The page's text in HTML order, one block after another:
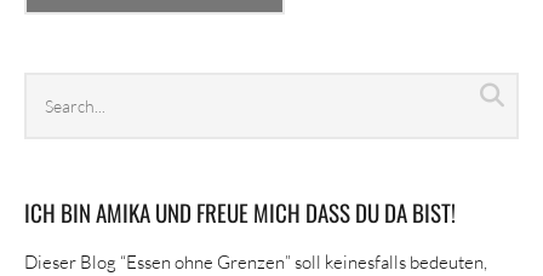
archives
ICH BIN AMIKA UND FREUE MICH DASS DU DA BIST!
Dieser Blog “Essen ohne Grenzen” soll keinesfalls bedeuten,